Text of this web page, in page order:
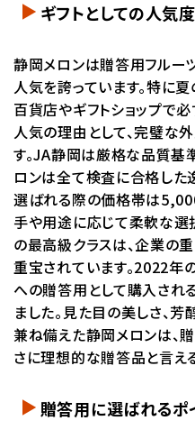
ギフトとしての人気度
静岡メロンは贈答用フルー
人気を誇っています。特に
百貨店やギフトショップで
人気の理由として、完璧な
す。JA静岡は厳格な品質基
ロンは全て検査に合格した
選ばれる際の価格帯は
手や用途に応じて柔軟な
の最高級クラスは、企業の
重宝されています。2022年
への贈答用として購入さ
ました。見た目の美しさ、
兼ね備えた静岡メロンは、
さに理想的な贈答品と言える
贈答用に選ばれるポ